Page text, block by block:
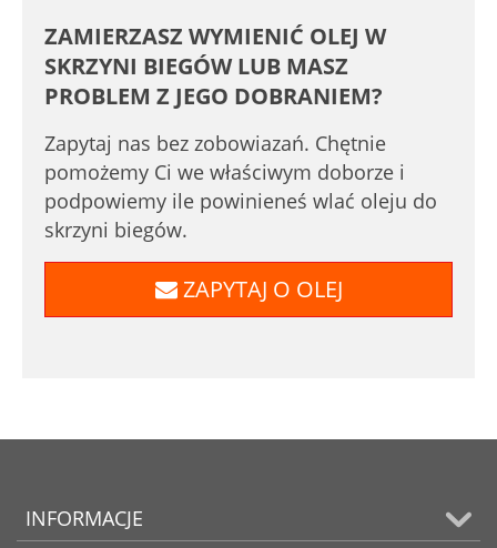
ZAMIERZASZ WYMIENIĆ OLEJ W
SKRZYNI BIEGÓW LUB MASZ
PROBLEM Z JEGO DOBRANIEM?
Zapytaj nas bez zobowiazań. Chętnie
pomożemy Ci we właściwym doborze i
podpowiemy ile powinieneś wlać oleju do
skrzyni biegów.
ZAPYTAJ O OLEJ
INFORMACJE